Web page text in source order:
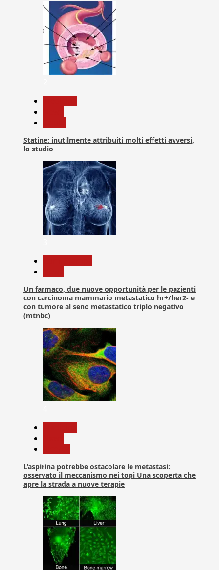
Statine: inutilmente attribuiti molti effetti avversi,
lo studio
Un farmaco, due nuove opportunità per le pazienti
con carcinoma mammario metastatico hr+/her2- e
con tumore al seno metastatico triplo negativo
(mtnbc)
L’aspirina potrebbe ostacolare le metastasi:
osservato il meccanismo nei topi Una scoperta che
apre la strada a nuove terapie